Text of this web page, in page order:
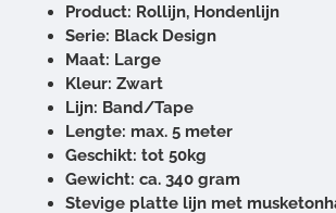
Product: Rollijn, Hondenlijn
Serie: Black Design
Maat: Large
Kleur: Zwart
Lijn: Band/Tape
Lengte: max. 5 meter
Geschikt: tot 50kg
Gewicht: ca. 340 gram
Stevige platte lijn met